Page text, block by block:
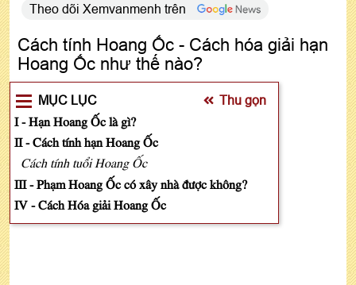
Theo dõi Xemvanmenh trên
Cách tính Hoang Ốc - Cách hóa giải hạn
Hoang Ốc như thế nào?
MỤC LỤC Thu gọn
I - Hạn Hoang Ốc là gì?
II - Cách tính hạn Hoang Ốc
Cách tính tuổi Hoang Ốc
III - Phạm Hoang Ốc có xây nhà được không?
IV - Cách Hóa giải Hoang Ốc